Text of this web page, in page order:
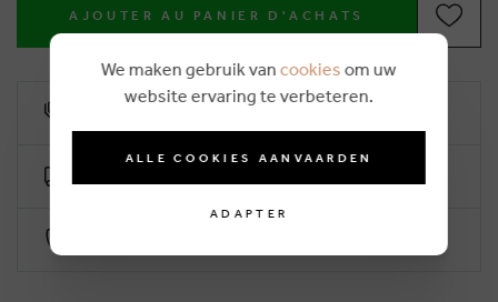
AJOUTER AU PANIER D'ACHATS
We maken gebruik van cookies om uw
website ervaring te verbeteren.
ALLE COOKIES AANVAARDEN
ADAPTER